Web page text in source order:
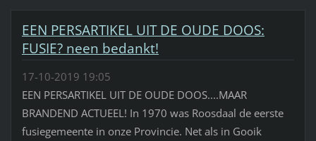
EEN PERSARTIKEL UIT DE OUDE DOOS:
FUSIE? neen bedankt!
17-10-2019 19:05
EEN PERSARTIKEL UIT DE OUDE DOOS....MAAR
BRANDEND ACTUEEL! In 1970 was Roosdaal de eerste
fusiegemeente in onze Provincie. Net als in Gooik